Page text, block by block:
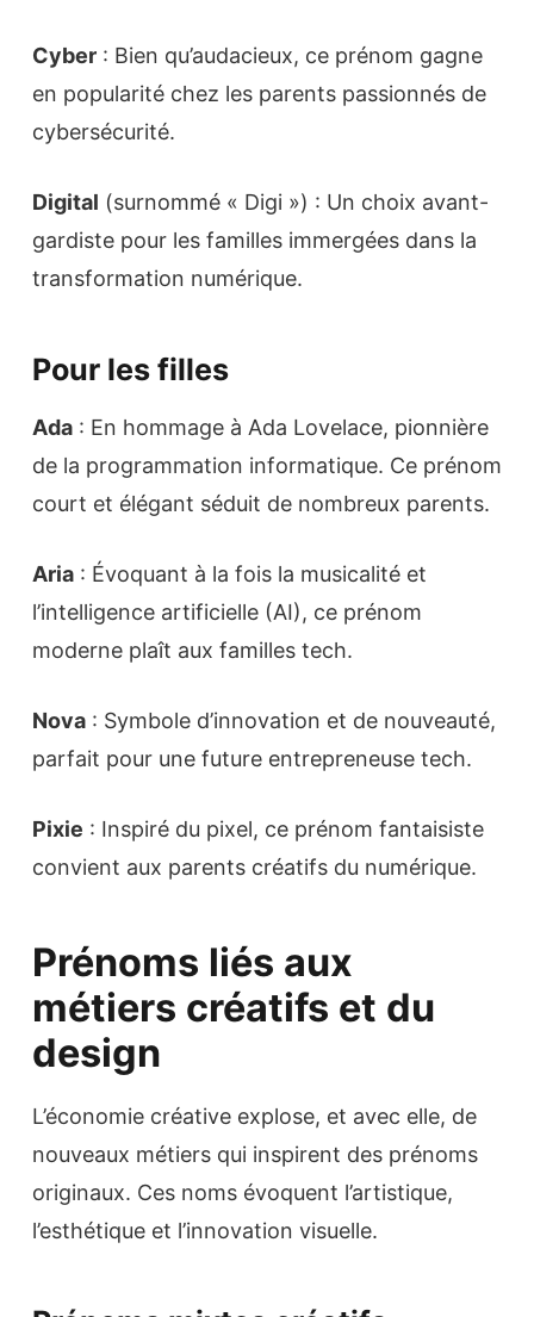
Cyber : Bien qu’audacieux, ce prénom gagne
en popularité chez les parents passionnés de
cybersécurité.
Digital (surnommé « Digi ») : Un choix avant-
gardiste pour les familles immergées dans la
transformation numérique.
Pour les filles
Ada : En hommage à Ada Lovelace, pionnière
de la programmation informatique. Ce prénom
court et élégant séduit de nombreux parents.
Aria : Évoquant à la fois la musicalité et
l’intelligence artificielle (AI), ce prénom
moderne plaît aux familles tech.
Nova : Symbole d’innovation et de nouveauté,
parfait pour une future entrepreneuse tech.
Pixie : Inspiré du pixel, ce prénom fantaisiste
convient aux parents créatifs du numérique.
Prénoms liés aux
métiers créatifs et du
design
L’économie créative explose, et avec elle, de
nouveaux métiers qui inspirent des prénoms
originaux. Ces noms évoquent l’artistique,
l’esthétique et l’innovation visuelle.